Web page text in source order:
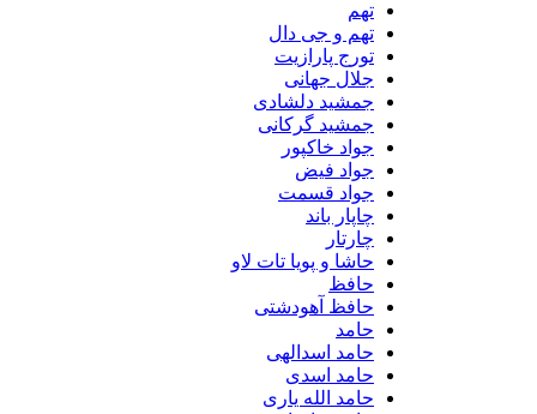
تهم و جی دال
تورج پارازیت
جلال جهانی
جمشید دلشادی
جمشید گرکانی
جواد خاکپور
جواد فیض
جواد قسمت
چاپار باند
چارتار
حاشا و پویا تات لاو
حافظ
حافظ آهودشتی
حامد
حامد اسدالهی
حامد اسدی
حامد الله یاری